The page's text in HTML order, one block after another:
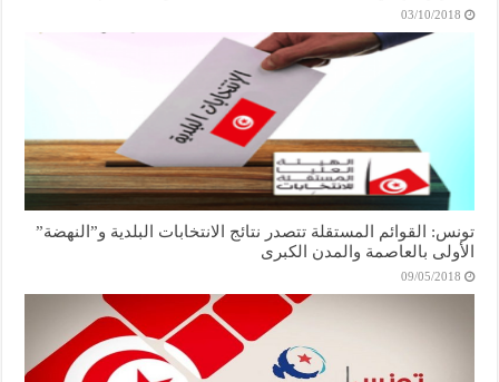
03/10/2018
تونس: القوائم المستقلة تتصدر نتائج الانتخابات البلدية و”النهضة”
الأولى بالعاصمة والمدن الكبرى
09/05/2018